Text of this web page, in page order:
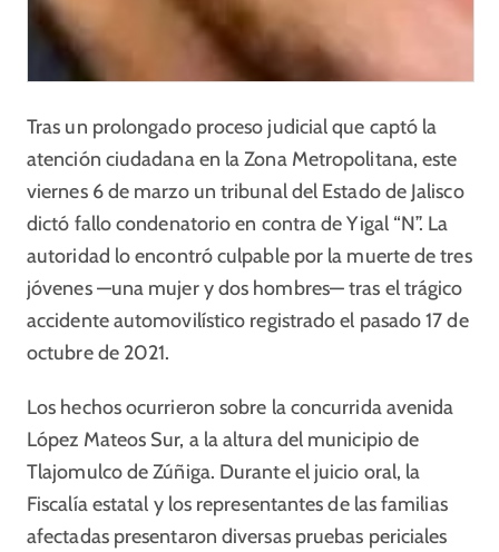
Tras un prolongado proceso judicial que captó la
atención ciudadana en la Zona Metropolitana, este
viernes 6 de marzo un tribunal del Estado de Jalisco
dictó fallo condenatorio en contra de Yigal “N”. La
autoridad lo encontró culpable por la muerte de tres
jóvenes —una mujer y dos hombres— tras el trágico
accidente automovilístico registrado el pasado 17 de
octubre de 2021.
Los hechos ocurrieron sobre la concurrida avenida
López Mateos Sur, a la altura del municipio de
Tlajomulco de Zúñiga. Durante el juicio oral, la
Fiscalía estatal y los representantes de las familias
afectadas presentaron diversas pruebas periciales